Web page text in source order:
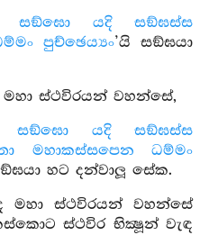
සඞ්ඝො යදි සඞ්ඝස්ස
පුච්ඡෙය්‍යං’යි සඞ්ඝයා
ස්ථවිරයන් වහන්සේ,
සඞ්ඝො යදි සඞ්ඝස්ස
මහාකස්සපෙන ධම්මං
හට දන්වාලූ සේක.
ස්ථවිරයන් වහන්සේ
ස්ථවිර භික්‍ෂූන් වැඳ